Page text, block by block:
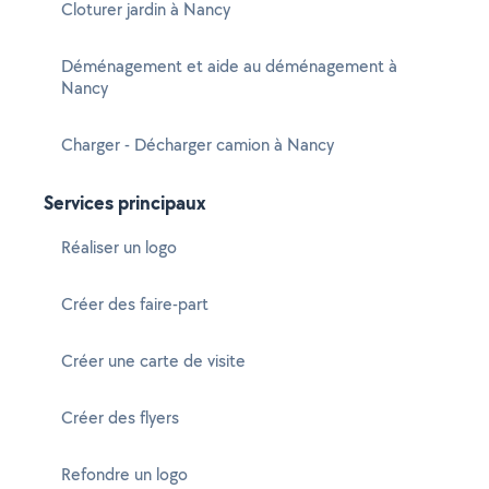
Cloturer jardin à Nancy
Déménagement et aide au déménagement à
Nancy
Charger - Décharger camion à Nancy
Services principaux
Réaliser un logo
Créer des faire-part
Créer une carte de visite
Créer des flyers
Refondre un logo